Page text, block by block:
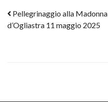
Post navigation
Pellegrinaggio alla Madonna
d’Ogliastra 11 maggio 2025